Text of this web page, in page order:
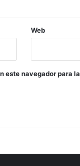
Web
este navegador para